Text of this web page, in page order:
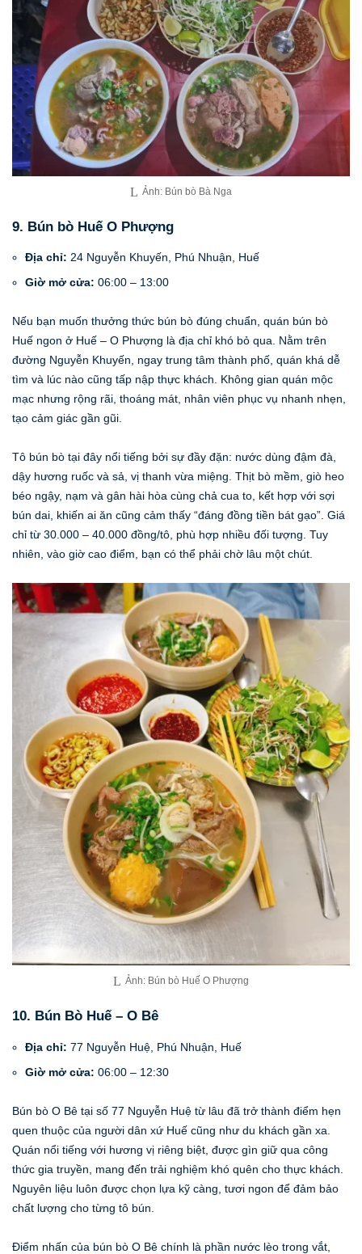
Ảnh: Bún bò Bà Nga
9. Bún bò Huế O Phượng
Địa chỉ: 24 Nguyễn Khuyến, Phú Nhuận, Huế
Giờ mở cửa: 06:00 – 13:00
Nếu bạn muốn thưởng thức bún bò đúng chuẩn, quán bún bò
Huế ngon ở Huế – O Phượng là địa chỉ khó bỏ qua. Nằm trên
đường Nguyễn Khuyến, ngay trung tâm thành phố, quán khá dễ
tìm và lúc nào cũng tấp nập thực khách. Không gian quán mộc
mạc nhưng rộng rãi, thoáng mát, nhân viên phục vụ nhanh nhẹn,
tạo cảm giác gần gũi.
Tô bún bò tại đây nổi tiếng bởi sự đầy đặn: nước dùng đậm đà,
dậy hương ruốc và sả, vị thanh vừa miệng. Thịt bò mềm, giò heo
béo ngậy, nạm và gân hài hòa cùng chả cua to, kết hợp với sợi
bún dai, khiến ai ăn cũng cảm thấy “đáng đồng tiền bát gạo”. Giá
chỉ từ 30.000 – 40.000 đồng/tô, phù hợp nhiều đối tượng. Tuy
nhiên, vào giờ cao điểm, bạn có thể phải chờ lâu một chút.
Ảnh: Bún bò Huế O Phượng
10. Bún Bò Huế – O Bê
Địa chỉ: 77 Nguyễn Huệ, Phú Nhuận, Huế
Giờ mở cửa: 06:00 – 12:30
Bún bò O Bê tại số 77 Nguyễn Huệ từ lâu đã trở thành điểm hẹn
quen thuộc của người dân xứ Huế cũng như du khách gần xa.
Quán nổi tiếng với hương vị riêng biệt, được gìn giữ qua công
thức gia truyền, mang đến trải nghiệm khó quên cho thực khách.
Nguyên liệu luôn được chọn lựa kỹ càng, tươi ngon để đảm bảo
chất lượng cho từng tô bún.
Điểm nhấn của bún bò O Bê chính là phần nước lèo trong vắt,